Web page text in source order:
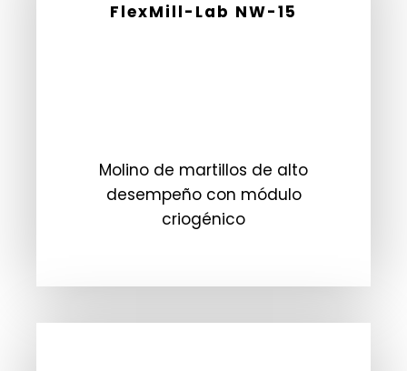
FlexMill-Lab NW-15
Molino de martillos de alto
desempeño con módulo
criogénico